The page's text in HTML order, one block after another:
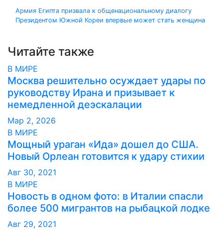
Навигация
записям
Армия Египта призвала к общенациональному диалогу
Президентом Южной Кореи впервые может стать женщина
Читайте также
В МИРЕ
Москва решительно осуждает удары по
руководству Ирана и призывает к
немедленной деэскалации
Мар 2, 2026
В МИРЕ
Мощный ураган «Ида» дошел до США.
Новый Орлеан готовится к удару стихии
Авг 30, 2021
В МИРЕ
Новость в одном фото: в Италии спасли
более 500 мигрантов на рыбацкой лодке
Авг 29, 2021